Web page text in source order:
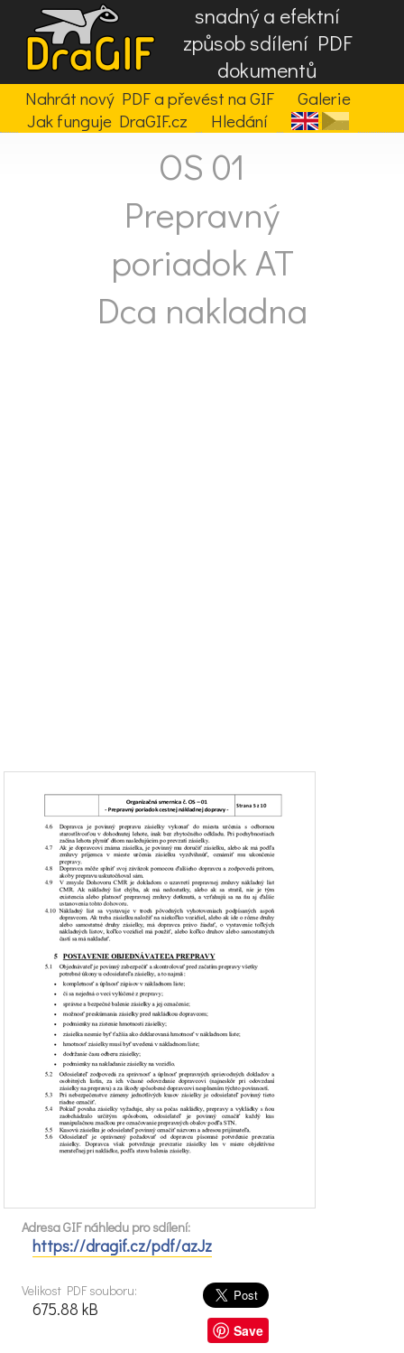
snadný a efektní
způsob sdílení PDF
dokumentů
Nahrát nový PDF a převést na GIF
Galerie
Jak funguje DraGIF.cz
Hledání
OS 01
Prepravný
poriadok AT
Dca nakladna
Adresa GIF náhledu pro sdílení:
https://dragif.cz/pdf/azJz
Save
Velikost PDF souboru:
675.88 kB